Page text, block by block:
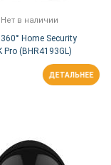
Нет в наличии
Home Security
Pro (BHR4193GL)
ДЕТАЛЬНЕЕ